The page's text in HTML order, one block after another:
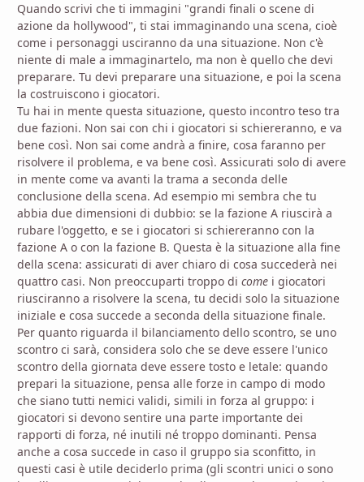
Quando scrivi che ti immagini "grandi finali o scene di
azione da hollywood", ti stai immaginando una scena, cioè
come i personaggi usciranno da una situazione. Non c'è
niente di male a immaginartelo, ma non è quello che devi
preparare. Tu devi preparare una situazione, e poi la scena
la costruiscono i giocatori.
Tu hai in mente questa situazione, questo incontro teso tra
due fazioni. Non sai con chi i giocatori si schiereranno, e va
bene così. Non sai come andrà a finire, cosa faranno per
risolvere il problema, e va bene così. Assicurati solo di avere
in mente come va avanti la trama a seconda delle
conclusione della scena. Ad esempio mi sembra che tu
abbia due dimensioni di dubbio: se la fazione A riuscirà a
rubare l'oggetto, e se i giocatori si schiereranno con la
fazione A o con la fazione B. Questa è la situazione alla fine
della scena: assicurati di aver chiaro di cosa succederà nei
quattro casi. Non preoccuparti troppo di come i giocatori
riusciranno a risolvere la scena, tu decidi solo la situazione
iniziale e cosa succede a seconda della situazione finale.
Per quanto riguarda il bilanciamento dello scontro, se uno
scontro ci sarà, considera solo che se deve essere l'unico
scontro della giornata deve essere tosto e letale: quando
prepari la situazione, pensa alle forze in campo di modo
che siano tutti nemici validi, simili in forza al gruppo: i
giocatori si devono sentire una parte importante dei
rapporti di forza, né inutili né troppo dominanti. Pensa
anche a cosa succede in caso il gruppo sia sconfitto, in
questi casi è utile deciderlo prima (gli scontri unici o sono